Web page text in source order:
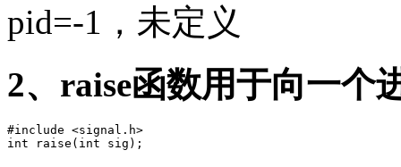
pid=-1，未定义
2、raise函数用于向一个
#include <signal.h>